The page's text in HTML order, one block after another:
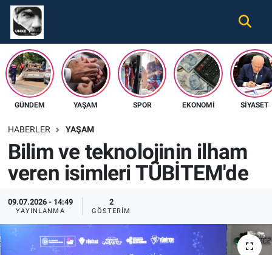
GÜNDEM YAŞAM SPOR EKONOMI SIYASET
HABERLER YAŞAM
Bilim ve teknolojinin ilham
veren isimleri TÜBİTEM'de
09.07.2026 - 14:49
YAYINLANMA
2
GÖSTERIM
Gündem
Ekonomi
Spor
Tüm Haberler
İletişim
Nöbetçi Eczaneler
Hava Durumu
Namaz Vakitleri
Süper Lig Puan Durumu ve Fikstür
Tüm Manşetler
Son Dakika Haberleri